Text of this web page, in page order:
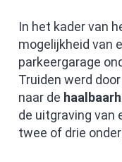
In het kader van
mogelijkheid van
parkeergarage
Truiden werd
naar de
de uitgraving van
twee of drie